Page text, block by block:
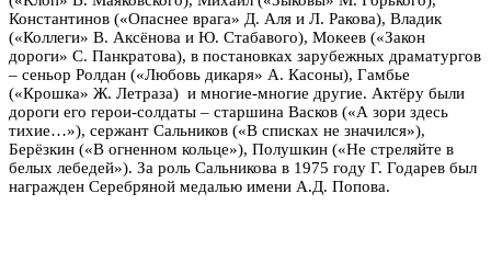
Константинов («Опаснее врага» Д. Аля и Л. Ракова), Владик
(«Коллеги» В. Аксёнова и Ю. Стабавого), Мокеев («Закон
дороги» С. Панкратова), в постановках зарубежных драматургов
– сеньор Ролдан («Любовь дикаря» А. Касоны), Гамбье
(«Крошка» Ж. Летраза) и многие-многие другие. Актёру были
дороги его герои-солдаты – старшина Васков («А зори здесь
тихие…»), сержант Сальников («В списках не значился»),
Берёзкин («В огненном кольце»), Полушкин («Не стреляйте в
белых лебедей»). За роль Сальникова в 1975 году Г. Годарев был
награжден Серебряной медалью имени А.Д. Попова.